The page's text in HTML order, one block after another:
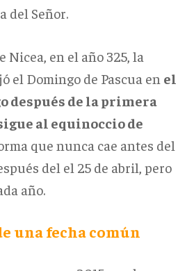
del Señor.
Nicea, en el año 325, la
el Domingo de Pascua en el
después de la primera
al equinoccio de
que nunca cae antes del
del el 25 de abril, pero
año.
una fecha común